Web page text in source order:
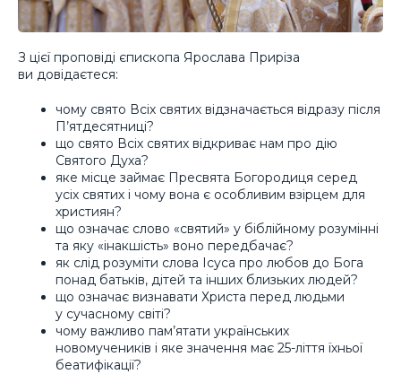
З цієї проповіді єпископа Ярослава Приріза
ви довідаєтеся:
чому свято Всіх святих відзначається відразу після
П’ятдесятниці?
що свято Всіх святих відкриває нам про дію
Святого Духа?
яке місце займає Пресвята Богородиця серед
усіх святих і чому вона є особливим взірцем для
християн?
що означає слово «святий» у біблійному розумінні
та яку «інакшість» воно передбачає?
як слід розуміти слова Ісуса про любов до Бога
понад батьків, дітей та інших близьких людей?
що означає визнавати Христа перед людьми
у сучасному світі?
чому важливо пам’ятати українських
новомучеників і яке значення має 25-ліття їхньої
беатифікації?